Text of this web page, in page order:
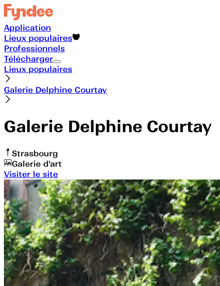
Application
Lieux populaires
Professionnels
Télécharger
Lieux populaires
Galerie Delphine Courtay
Galerie Delphine Courtay
Strasbourg
Galerie d'art
Visiter le site